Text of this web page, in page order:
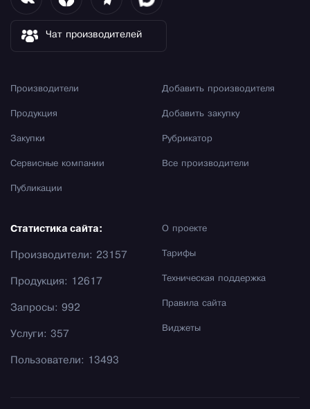
Чат производителей
Производители
Продукция
Закупки
Сервисные компании
Публикации
Добавить производителя
Добавить закупку
Рубрикатор
Все производители
О проекте
Тарифы
Техническая поддержка
Правила сайта
Виджеты
Статистика сайта:
Производители: 23157
Продукция: 12617
Запросы: 992
Услуги: 357
Пользователи: 13493